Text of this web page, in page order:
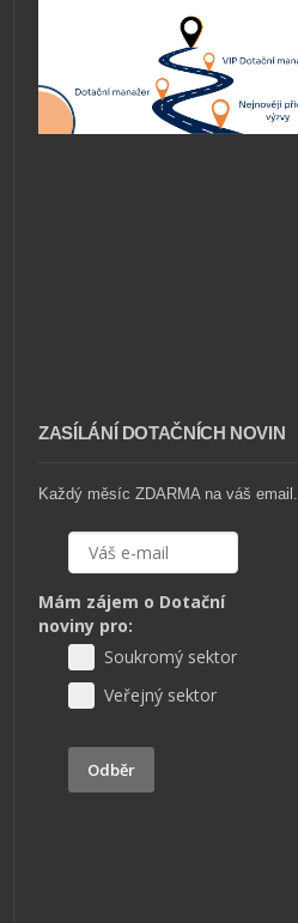
ZASÍLÁNÍ DOTAČNÍCH NOVIN
Každý měsíc ZDARMA na váš email.
Mám zájem o Dotační
noviny pro:
Soukromý sektor
Veřejný sektor
Odběr